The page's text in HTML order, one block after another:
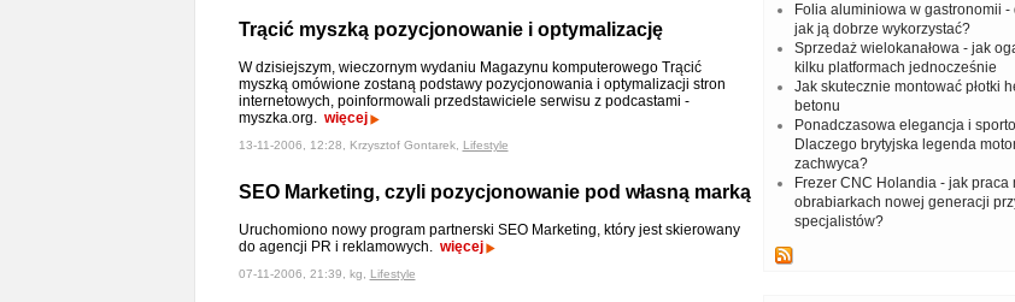
Trącić myszką pozycjonowanie i optymalizację
W dzisiejszym, wieczornym wydaniu Magazynu komputerowego Trącić
myszką omówione zostaną podstawy pozycjonowania i optymalizacji stron
internetowych, poinformowali przedstawiciele serwisu z podcastami -
myszka.org. więcej
13-11-2006, 12:28, Krzysztof Gontarek, Lifestyle
SEO Marketing, czyli pozycjonowanie pod własną marką
Uruchomiono nowy program partnerski SEO Marketing, który jest skierowany
do agencji PR i reklamowych. więcej
07-11-2006, 21:39, kg, Lifestyle
Folia aluminiowa w gastronomii
jak ją dobrze wykorzystać?
Sprzedaż wielokanałowa - jak
kilku platformach jednocześnie
Jak skutecznie montować płotki
betonu
Ponadczasowa elegancja i
Dlaczego brytyjska legenda
zachwyca?
Frezer CNC Holandia - jak praca
obrabiarkach nowej generacji
specjalistów?